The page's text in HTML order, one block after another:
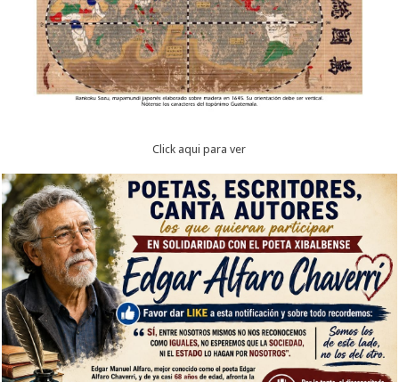
Click aqui para ver